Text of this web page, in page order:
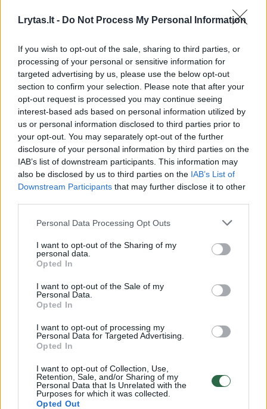
Lrytas.lt - Do Not Process My Personal Information
If you wish to opt-out of the sale, sharing to third parties, or
processing of your personal or sensitive information for
targeted advertising by us, please use the below opt-out
section to confirm your selection. Please note that after your
opt-out request is processed you may continue seeing
interest-based ads based on personal information utilized by
us or personal information disclosed to third parties prior to
your opt-out. You may separately opt-out of the further
disclosure of your personal information by third parties on the
IAB’s list of downstream participants. This information may
also be disclosed by us to third parties on the IAB’s List of
Downstream Participants that may further disclose it to other
Personal Data Processing Opt Outs
I want to opt-out of the Sharing of my
personal data.
Opted In
I want to opt-out of the Sale of my
Personal Data.
Opted In
I want to opt-out of processing my
Personal Data for Targeted Advertising.
Opted In
I want to opt-out of Collection, Use,
Retention, Sale, and/or Sharing of my
Personal Data that Is Unrelated with the
Purposes for which it was collected.
Opted Out
vadovus?
Verslas 2017-09-28